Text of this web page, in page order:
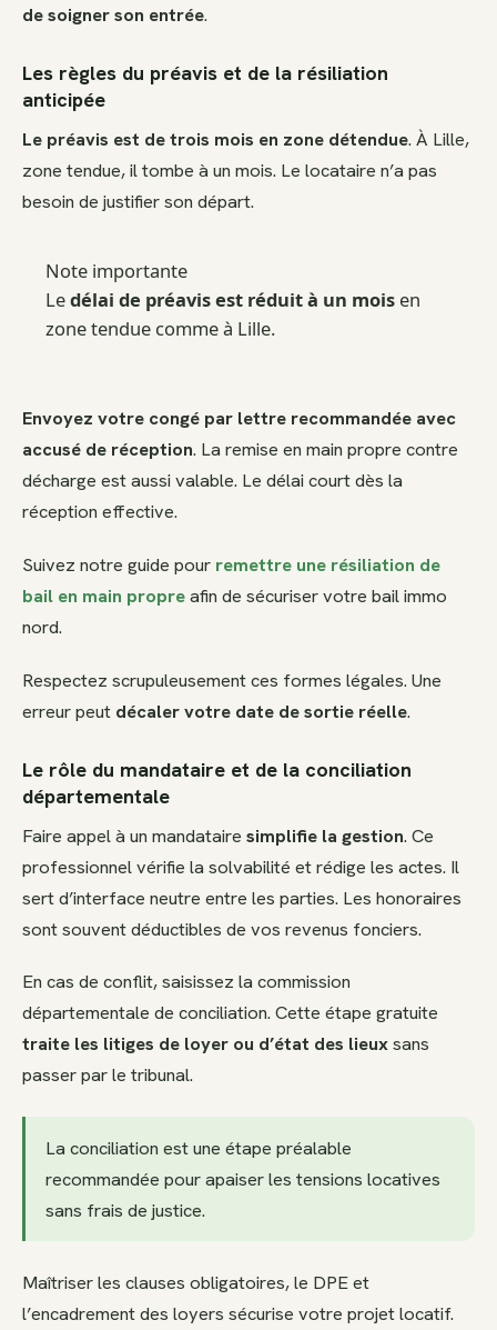
de soigner son entrée.
Les règles du préavis et de la résiliation
anticipée
Le préavis est de trois mois en zone détendue. À Lille,
zone tendue, il tombe à un mois. Le locataire n’a pas
besoin de justifier son départ.
Note importante
Ledélai de préavis est réduit à un moisen
zone tendue comme à Lille.
Envoyez votre congé par lettre recommandée avec
accusé de réception. La remise en main propre contre
décharge est aussi valable. Le délai court dès la
réception effective.
Suivez notre guide pour remettre une résiliation de
bail en main propreafin de sécuriser votre bail immo
nord.
Respectez scrupuleusement ces formes légales. Une
erreur peut décaler votre date de sortie réelle.
Le rôle du mandataire et de la conciliation
départementale
Faire appel à un mandataire simplifie la gestion. Ce
professionnel vérifie la solvabilité et rédige les actes. Il
sert d’interface neutre entre les parties. Les honoraires
sont souvent déductibles de vos revenus fonciers.
En cas de conflit, saisissez la commission
départementale de conciliation. Cette étape gratuite
traite les litiges de loyer ou d’état des lieuxsans
passer par le tribunal.
La conciliation est une étape préalable
recommandée pour apaiser les tensions locatives
sans frais de justice.
Maîtriser les clauses obligatoires, le DPE et
l’encadrement des loyers sécurise votre projet locatif.